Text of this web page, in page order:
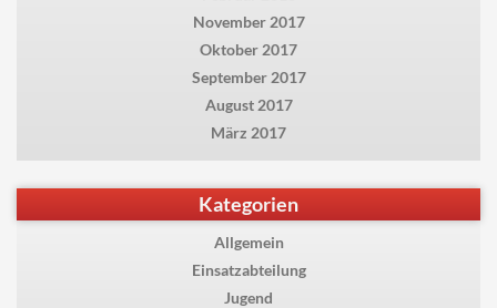
November 2017
Oktober 2017
September 2017
August 2017
März 2017
Kategorien
Allgemein
Einsatzabteilung
Jugend